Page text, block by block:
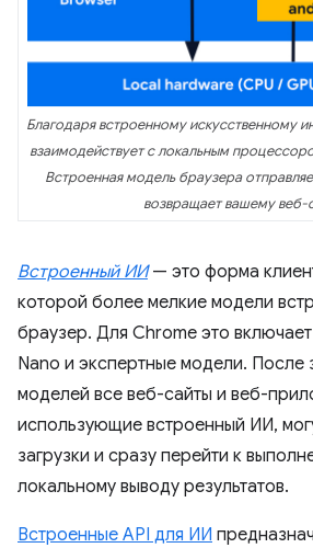
Благодаря встроенному искусственному
взаимодействует с локальным
Встроенная модель браузера
возвращает вашему веб-
Встроенный ИИ— это форма
которой более мелкие модели
браузер. Для Chrome это
Nano и экспертные модели. После
моделей все веб-сайты и веб-
использующие встроенный ИИ,
загрузки и сразу перейти к
локальному выводу результатов.
Встроенные API для ИИ